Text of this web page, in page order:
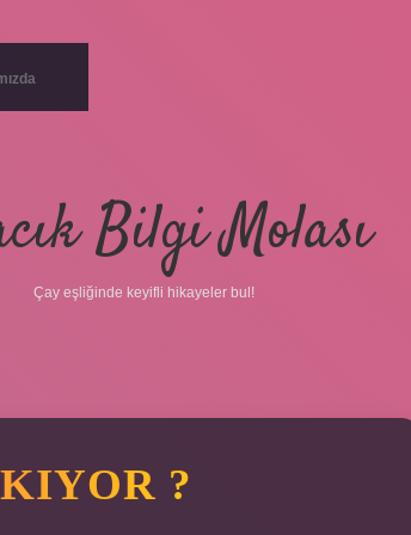
Bilgi Molası
Çay eşliğinde keyifli hikayeler bul!
?